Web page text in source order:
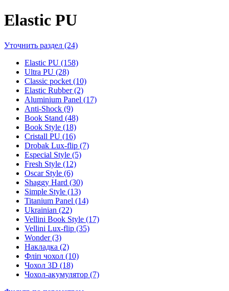
Elastic PU
Уточнить раздел (24)
Elastic PU (158)
Ultra PU (28)
Classic pocket (10)
Elastic Rubber (2)
Aluminium Panel (17)
Anti-Shock (9)
Book Stand (48)
Book Style (18)
Cristall PU (16)
Drobak Lux-flip (7)
Especial Style (5)
Fresh Style (12)
Oscar Style (6)
Shaggy Hard (30)
Simple Style (13)
Titanium Panel (14)
Ukrainian (22)
Vellini Book Style (17)
Vellini Lux-flip (35)
Wonder (3)
Накладка (2)
Фліп чохол (10)
Чохол 3D (18)
Чохол-акумулятор (7)